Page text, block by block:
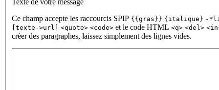
Texte de votre message
Ce champ accepte les raccourcis SPIP {{gras}} {italique} -
[texte->url]
<quote> <code> et le code HTML <q> <del>
créer des paragraphes, laissez simplement des lignes vides.